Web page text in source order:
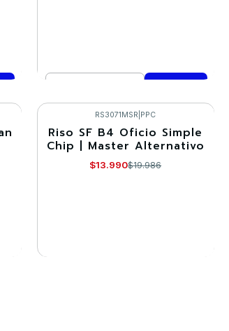
Comprar ahora
-30%
RS3071MSR PPC
Riso SF B4 Oficio Simple
Chip | Master Alternativo
$13.990$19.986